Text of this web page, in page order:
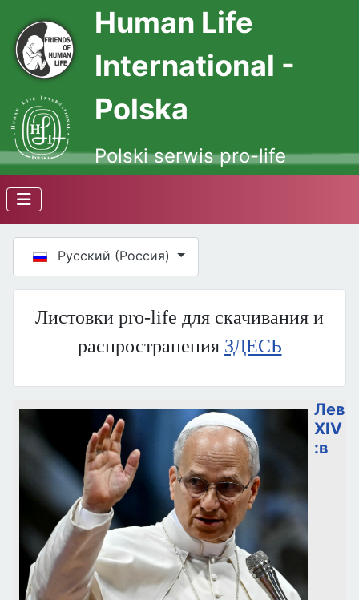
Human Life
International -
Polska
Polski serwis pro-life
Русский (Россия)
Листовки pro-life для скачивания и
распространения ЗДЕСЬ
Лев
XIV
:в